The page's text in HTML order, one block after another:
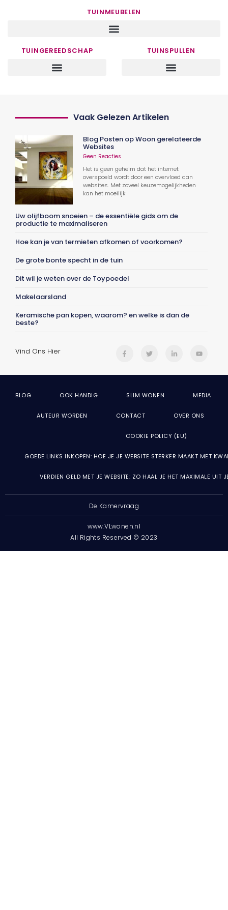
TUINMEUBELEN
TUINGEREEDSCHAP TUINSPULLEN
Vaak Gelezen Artikelen
Blog Posten op Woon gerelateerde
Websites
Geen Reacties
Het is geen geheim dat het internet
overspoeld wordt door een overvloed aan
websites. Met zoveel keuzemogelijkheden
kan het moeilijk
Uw olijfboom snoeien – de essentiële gids om de
productie te maximaliseren
Hoe kan je van termieten afkomen of voorkomen?
De grote bonte specht in de tuin
Dit wil je weten over de Toypoedel
Makelaarsland
Keramische pan kopen, waarom? en welke is dan de
beste?
Vind Ons Hier
BLOG OOK HANDIG SLIM WONEN MEDIA
AUTEUR WORDEN CONTACT OVER ONS
COOKIE POLICY (EU)
GOEDE LINKS INKOPEN: HOE JE JE WEBSITE STERKER MAAKT MET
VERDIEN GELD MET JE WEBSITE: ZO HAAL JE HET MAXIMALE UIT
De Kamervraag
www.VLwonen.nl
All Rights Reserved © 2023